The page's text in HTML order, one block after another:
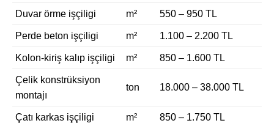
Duvar örme işçiligi m² 550 – 950 TL
Perde beton işçiligi m² 1.100 – 2.200 TL
Kolon-kiriş kalıp işçiligi m² 850 – 1.600 TL
Çelik konstrüksiyon
montajı
ton 18.000 – 38.000 TL
Çatı karkas işçiligi m² 850 – 1.750 TL